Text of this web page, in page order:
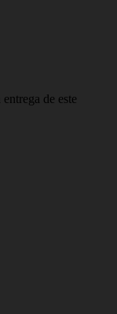
de este